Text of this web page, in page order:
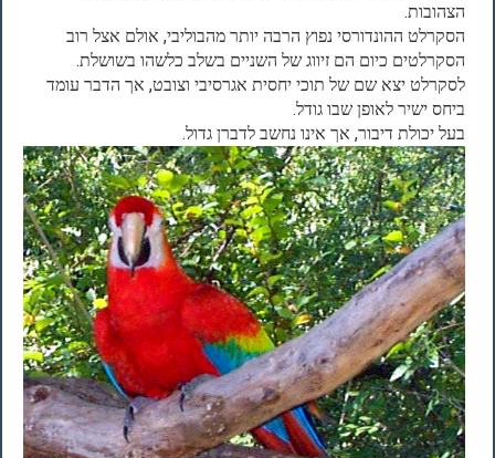
הצהובות.
הסקרלט ההונדורסי נפוץ הרבה יותר מהבוליבי, אולם אצל רוב
הסקרלטים כיום הם זיווג של השניים בשלב כלשהו בשושלת.
לסקרלט יצא שם של תוכי יחסית אגרסיבי וצובט, אך הדבר עומד
ביחס ישיר לאופן שבו גודל.
בעל יכולת דיבור, אך אינו נחשב לדברן גדול.